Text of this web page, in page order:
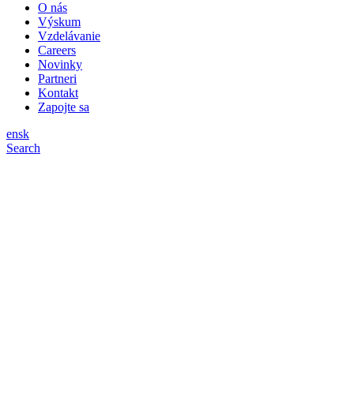
O nás
Výskum
Vzdelávanie
Careers
Novinky
Partneri
Kontakt
Zapojte sa
ensk
Search